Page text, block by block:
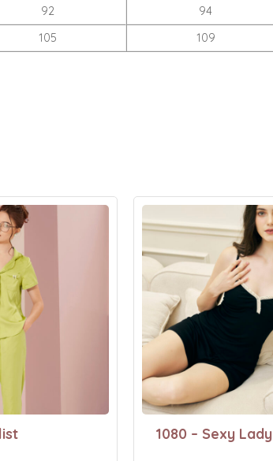
92 94
105 109
1080 – Sexy Lady